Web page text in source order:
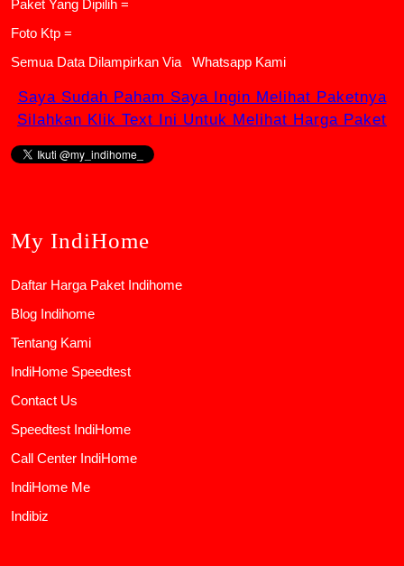
Paket Yang Dipilih =
Foto Ktp =
Semua Data Dilampirkan Via
Whatsapp Kami
Saya Sudah Paham Saya Ingin Melihat Paketnya
Silahkan Klik Text Ini Untuk Melihat Harga Paket
My IndiHome
Daftar Harga Paket Indihome
Blog Indihome
Tentang Kami
IndiHome Speedtest
Contact Us
Speedtest IndiHome
Call Center IndiHome
IndiHome Me
Indibiz